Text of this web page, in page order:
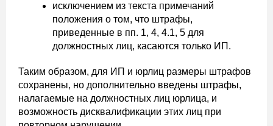
исключением из текста примечаний
положения о том, что штрафы,
приведенные в пп. 1, 4, 4.1, 5 для
должностных лиц, касаются только ИП.
Таким образом, для ИП и юрлиц размеры штрафов
сохранены, но дополнительно введены штрафы,
налагаемые на должностных лиц юрлица, и
возможность дисквалификации этих лиц при